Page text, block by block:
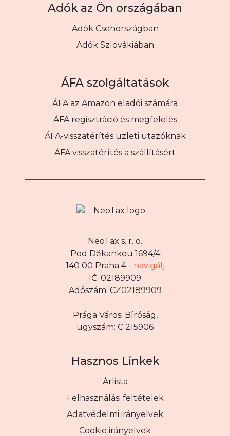
Adók az Ön országában
Adók Csehországban
Adók Szlovákiában
ÁFA szolgáltatások
ÁFA az Amazon eladói számára
ÁFA regisztráció és megfelelés
ÁFA-visszatérítés üzleti utazóknak
ÁFA visszatérítés a szállításért
NeoTax s. r. o.
Pod Děkankou 1694/4
140 00 Praha 4 - navigálj
IČ: 02189909
Adószám: CZ02189909
Prága Városi Bíróság,
ügyszám: C 215906
Hasznos Linkek
Árlista
Felhasználási feltételek
Adatvédelmi irányelvek
Cookie irányelvek